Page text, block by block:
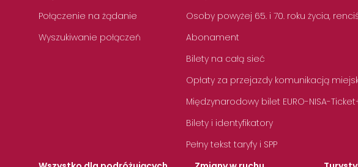
Połączenie na żądanie
Wyszukiwanie połączeń
Osoby powyżej 65. i 70. roku życia,
Abonament
Bilety na całą sieć
Opłaty za przejazdy komunikacją
Międzynarodowy bilet EURO-NISA-
Bilety i identyfikatory
Pełny tekst taryfy i SPP